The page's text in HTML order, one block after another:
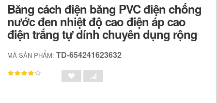
Băng cách điện băng PVC điện chống
nước đen nhiệt độ cao điện áp cao
điện trắng tự dính chuyên dụng rộng
MÃ SẢN PHẨM: TD-654241623632